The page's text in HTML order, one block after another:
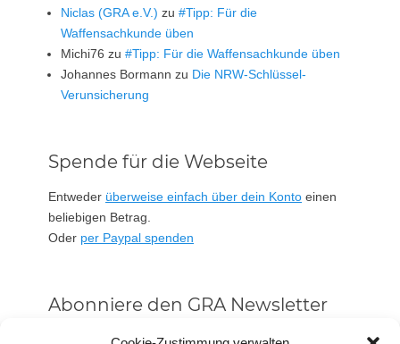
Niclas (GRA e.V.) zu #Tipp: Für die
Waffensachkunde üben
Michi76 zu #Tipp: Für die Waffensachkunde üben
Johannes Bormann zu Die NRW-Schlüssel-
Verunsicherung
Spende für die Webseite
Entweder überweise einfach über dein Konto einen
beliebigen Betrag.
Oder per Paypal spenden
Abonniere den GRA Newsletter
Vorname oder ganzer Name